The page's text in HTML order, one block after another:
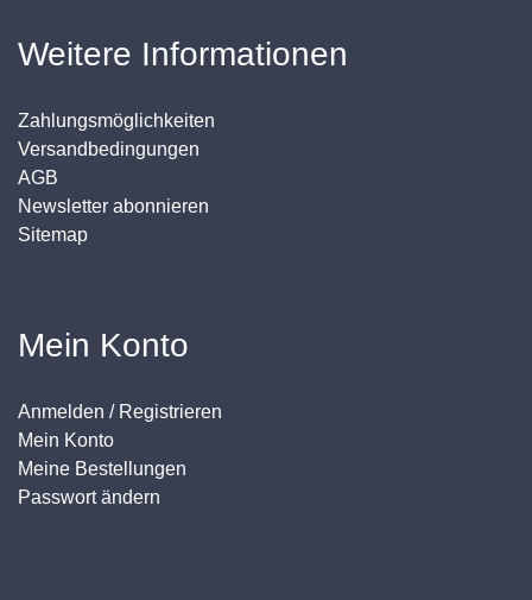
Weitere Informationen
Zahlungsmöglichkeiten
Versandbedingungen
AGB
Newsletter abonnieren
Sitemap
Mein Konto
Anmelden / Registrieren
Mein Konto
Meine Bestellungen
Passwort ändern